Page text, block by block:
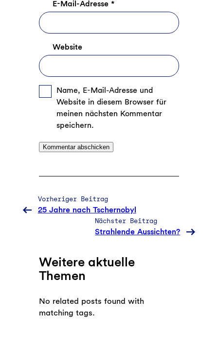
E-Mail-Adresse *
Website
Name, E-Mail-Adresse und
Website in diesem Browser für
meinen nächsten Kommentar
speichern.
Vorheriger Beitrag
25 Jahre nach Tschernobyl
Nächster Beitrag
Strahlende Aussichten?
Weitere aktuelle
Themen
No related posts found with
matching tags.